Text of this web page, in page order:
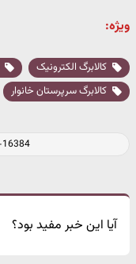
ویژه:
کالابرگ الکترونیک
کالابرگ سرپرستان خانوار
آیا این خبر مفید بود؟